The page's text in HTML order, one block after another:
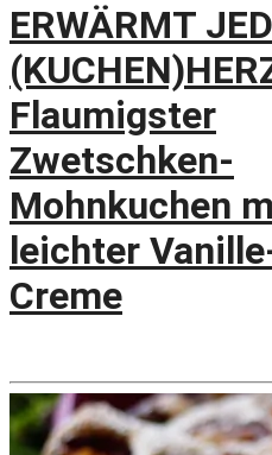
ERWÄRMT
Flaumigster
Zwetschken-
Mohnkuchen
leichter
Creme